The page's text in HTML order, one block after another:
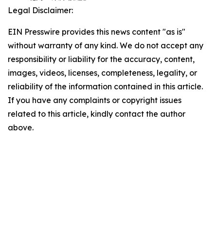
Legal Disclaimer:
EIN Presswire provides this news content "as is"
without warranty of any kind. We do not accept any
responsibility or liability for the accuracy, content,
images, videos, licenses, completeness, legality, or
reliability of the information contained in this article.
If you have any complaints or copyright issues
related to this article, kindly contact the author
above.